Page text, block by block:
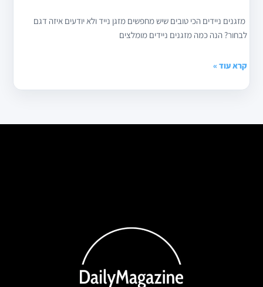
מזגנים ניידים הכי טובים שיש מחפשים מזגן נייד ולא יודעים איזה דגם
לבחור? הנה כמה מזגנים ניידים מומלצים
קרא עוד »